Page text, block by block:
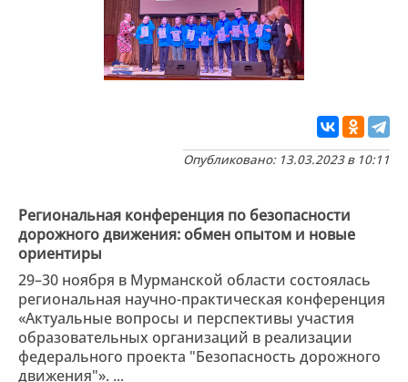
Опубликовано: 13.03.2023 в 10:11
Региональная конференция по безопасности
дорожного движения: обмен опытом и новые
ориентиры
29–30 ноября в Мурманской области состоялась
региональная научно-практическая конференция
«Актуальные вопросы и перспективы участия
образовательных организаций в реализации
федерального проекта "Безопасность дорожного
движения"». ...